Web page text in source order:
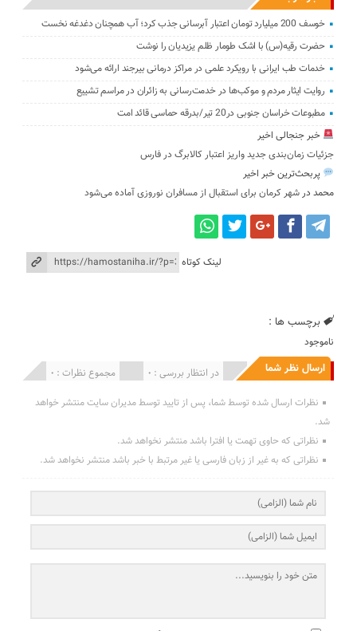
خوسف 200 میلیارد تومان اعتبار آبرسانی جذب کرد؛ آب همچنان دغدغه نخست
حضرت رقیه(س) با اشک طومار ظلم یزیدیان را نوشت
خدمات طب ایرانی با رویکرد علمی در مراکز درمانی بیرجند ارائه می‌شود
روایت ایثار مردم و موکب‌ها در خدمت‌رسانی به زائران در مراسم تشییع
مطبوعات خراسان جنوبی در20 تیر/بدرقه حماسی قائد امت
خبر جنجالی اخیر
جزئیات زمان‌بندی جدید واریز اعتبار کالابرگ در فارس
پربحث‌ترین خبر اخیر
محمد درشهر کرمان برای استقبال از مسافران نوروزی آماده می‌شود
لینک کوتاه
برچسب ها :
ناموجود
ارسال نظر شما مجموع نظرات : 0 در انتظار بررسی : 0 انتشار یافته : 0
نظرات ارسال شده توسط شما، پس از تایید توسط مدیران سایت منتشر خواهد
شد.
نظراتی که حاوی تهمت یا افترا باشد منتشر نخواهد شد.
نظراتی که به غیر از زبان فارسی یا غیر مرتبط با خبر باشد منتشر نخواهد شد.